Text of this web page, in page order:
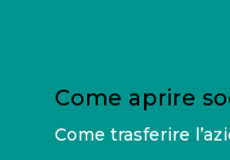
Come aprire
Come trasferire